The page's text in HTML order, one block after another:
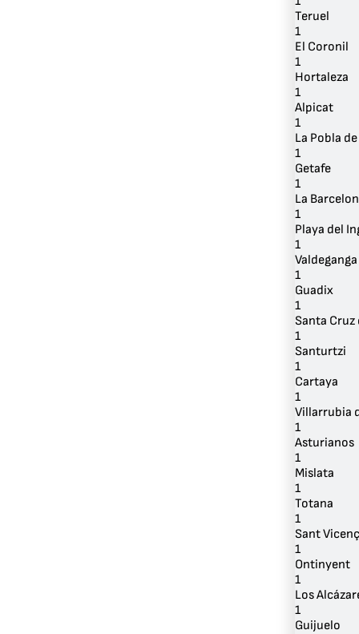
Teruel
1
El Coronil
1
Hortaleza
1
Alpicat
1
La Pobla
1
Getafe
1
La
1
Playa del
1
Valdeganga
1
Guadix
1
Santa Cruz
1
Santurtzi
1
Cartaya
1
Villarrubia
1
Asturianos
1
Mislata
1
Totana
1
Sant
1
Ontinyent
1
Los
1
Guijuelo